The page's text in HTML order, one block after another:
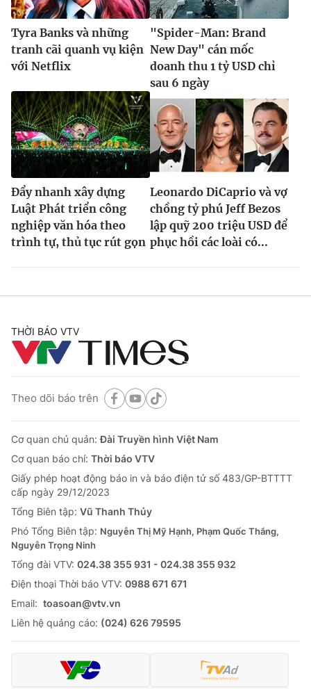
Tyra Banks và những
tranh cãi quanh vụ kiện
với Netflix
"Spider-Man: Brand
New Day" cán mốc
doanh thu 1 tỷ USD chỉ
sau 6 ngày
Đẩy nhanh xây dựng
Luật Phát triển công
nghiệp văn hóa theo
trình tự, thủ tục rút gọn
Leonardo DiCaprio và vợ
chồng tỷ phú Jeff Bezos
lập quỹ 200 triệu USD để
phục hồi các loài có...
THỜI BÁO VTV
Theo dõi báo trên
Cơ quan chủ quản:Đài Truyền hình Việt Nam
Cơ quan báo chí: Thời báo VTV
Giấy phép hoạt động báo in và báo điện tử số 483/GP-BTTTT
cấp ngày 29/12/2023
Tổng Biên tập: Vũ Thanh Thủy
Phó Tổng Biên tập: Nguyễn Thị Mỹ Hạnh, Phạm Quốc Thắng,
Nguyễn Trọng Ninh
Tổng đài VTV: 024.38 355 931 - 024.38 355 932
Ðiện thoại Thời báo VTV: 0988 671 671
Email: toasoan@vtv.vn
Liên hệ quảng cáo: (024) 626 79595